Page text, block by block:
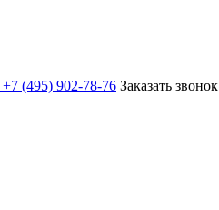
+7 (495) 902-78-76 Заказать звонок